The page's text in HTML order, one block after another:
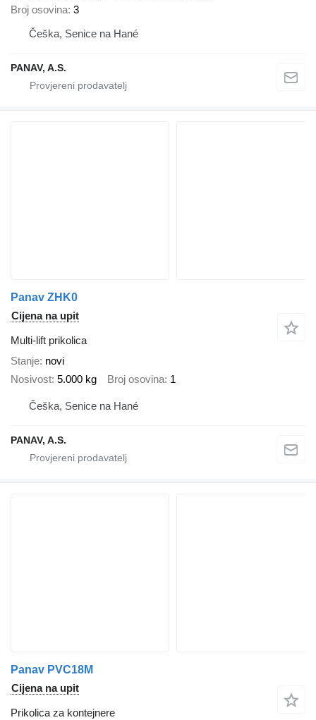
Broj osovina 3
Češka, Senice na Hané
PANAV, A.S.
Panav ZHK0
Cijena na upit
Multi-lift prikolica
Stanje novi
Nosivost 5.000 kg Broj osovina 1
Češka, Senice na Hané
PANAV, A.S.
Panav PVC18M
Cijena na upit
Prikolica za kontejnere